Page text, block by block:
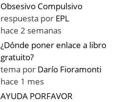
Obsesivo Compulsivo
respuesta por EPL
hace 2 semanas
¿Dónde poner enlace a libro
gratuito?
tema por Darío Fioramonti
hace 1 mes
AYUDA PORFAVOR